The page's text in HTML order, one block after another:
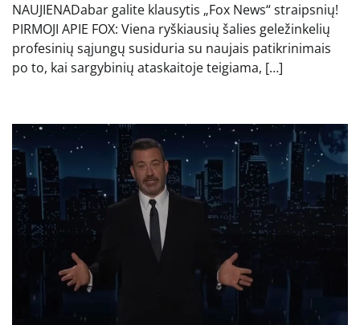
NAUJIENADabar galite klausytis „Fox News“ straipsnių!
PIRMOJI APIE FOX: Viena ryškiausių šalies geležinkelių
profesinių sąjungų susiduria su naujais patikrinimais
po to, kai sargybinių ataskaitoje teigiama, […]